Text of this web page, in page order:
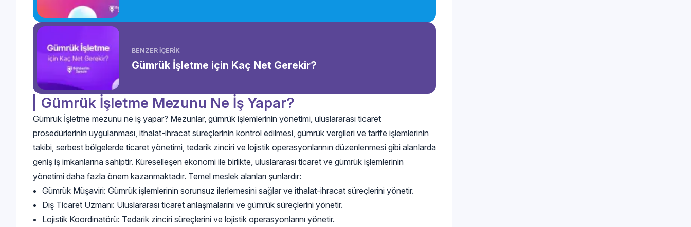
BENZER İÇERİK
Gümrük İşletme için Kaç Net Gerekir?
Gümrük İşletme Mezunu Ne İş Yapar?
Gümrük İşletme mezunu ne iş yapar? Mezunlar, gümrük işlemlerinin yönetimi, uluslararası ticaret
prosedürlerinin uygulanması, ithalat-ihracat süreçlerinin kontrol edilmesi, gümrük vergileri ve tarife işlemlerinin
takibi, serbest bölgelerde ticaret yönetimi, tedarik zinciri ve lojistik operasyonlarının düzenlenmesi gibi alanlarda
geniş iş imkanlarına sahiptir. Küreselleşen ekonomi ile birlikte, uluslararası ticaret ve gümrük işlemlerinin
yönetimi daha fazla önem kazanmaktadır. Temel meslek alanları şunlardır:
Gümrük Müşaviri: Gümrük işlemlerinin sorunsuz ilerlemesini sağlar ve ithalat-ihracat süreçlerini yönetir.
Dış Ticaret Uzmanı: Uluslararası ticaret anlaşmalarını ve gümrük süreçlerini yönetir.
Lojistik Koordinatörü: Tedarik zinciri süreçlerini ve lojistik operasyonlarını yönetir.